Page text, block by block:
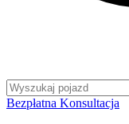
Bezpłatna Konsultacja